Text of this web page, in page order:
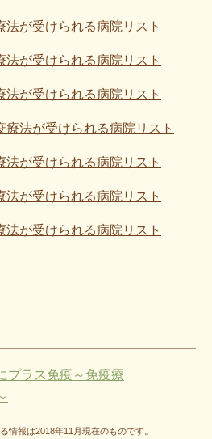
法が受けられる病院リスト
法が受けられる病院リスト
法が受けられる病院リスト
療法が受けられる病院リスト
法が受けられる病院リスト
法が受けられる病院リスト
法が受けられる病院リスト
情報は2018年11月現在のものです。